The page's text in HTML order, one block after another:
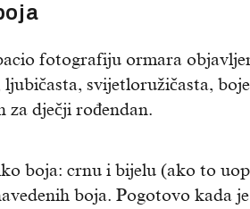
fotografiju ormara
svijetloružičasta,
za dječji rođendan.
boja: crnu i bijelu (ako to
boja. Pogotovo kada